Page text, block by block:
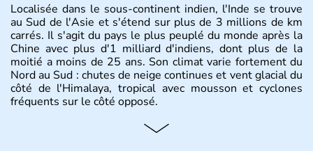
Localisée dans le sous-continent indien, l'Inde se trouve
au Sud de l'Asie et s'étend sur plus de 3 millions de km
carrés. Il s'agit du pays le plus peuplé du monde après la
Chine avec plus d'1 milliard d'indiens, dont plus de la
moitié a moins de 25 ans. Son climat varie fortement du
Nord au Sud : chutes de neige continues et vent glacial du
côté de l'Himalaya, tropical avec mousson et cyclones
fréquents sur le côté opposé.
Histoire et administration